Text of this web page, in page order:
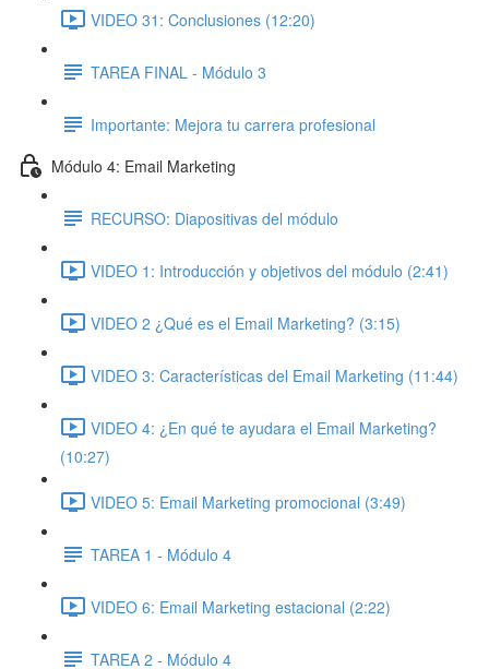
VIDEO 31: Conclusiones (12:20)
TAREA FINAL - Módulo 3
Importante: Mejora tu carrera profesional
Módulo 4: Email Marketing
RECURSO: Diapositivas del módulo
VIDEO 1: Introducción y objetivos del módulo (2:41)
VIDEO 2 ¿Qué es el Email Marketing? (3:15)
VIDEO 3: Características del Email Marketing (11:44)
VIDEO 4: ¿En qué te ayudara el Email Marketing?
(10:27)
VIDEO 5: Email Marketing promocional (3:49)
TAREA 1 - Módulo 4
VIDEO 6: Email Marketing estacional (2:22)
TAREA 2 - Módulo 4